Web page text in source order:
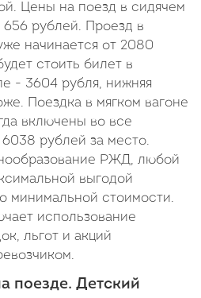
Цены на поезд в сидячем
656 рублей. Проезд в
начинается от 2080
стоить билет в
- 3604 рубля, нижняя
Поездка в мягком вагоне
включены во все
рублей за место.
РЖД, любой
выгодой
минимальной стоимости.
использование
льгот и акций
поезде. Детский